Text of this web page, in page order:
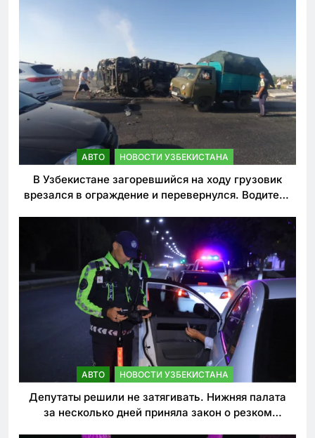
АВТО НОВОСТИ УЗБЕКИСТАНА
В Узбекистане загоревшийся на ходу грузовик
врезался в ограждение и перевернулся. Водитель
АВТО НОВОСТИ УЗБЕКИСТАНА
Депутаты решили не затягивать. Нижняя палата
за несколько дней приняла закон о резком